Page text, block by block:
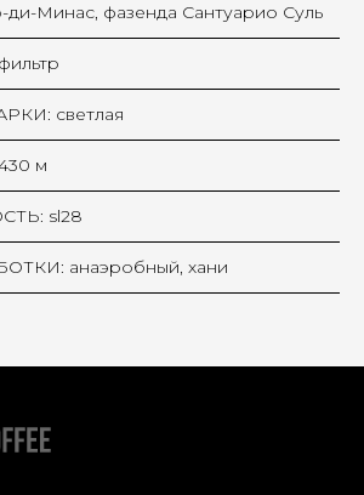
Минас, фазенда Сантуарио Суль
светлая
м
sl28
анаэробный, хани